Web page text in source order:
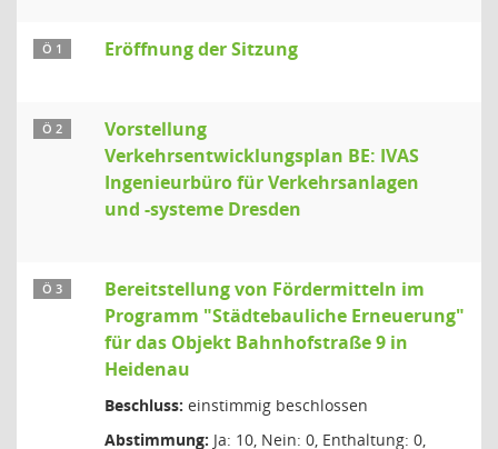
Ö 1 Eröffnung der Sitzung
Ö 2
Vorstellung
Verkehrsentwicklungsplan BE: IVAS
Ingenieurbüro für Verkehrsanlagen
und -systeme Dresden
Ö 3
Bereitstellung von Fördermitteln im
Programm "Städtebauliche Erneuerung"
für das Objekt Bahnhofstraße 9 in
Heidenau
Beschluss: einstimmig beschlossen
Abstimmung: Ja: 10, Nein: 0, Enthaltung: 0,